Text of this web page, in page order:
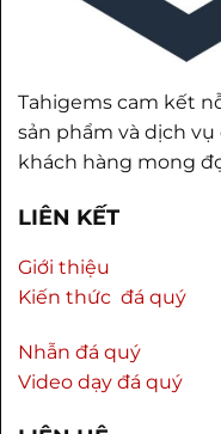
Tahigems cam kết
sản phẩm và dịch
khách hàng mong
LIÊN KẾT
Giới thiệu
Kiến thức đá quý
Nhẫn đá quý
Video dạy đá quý